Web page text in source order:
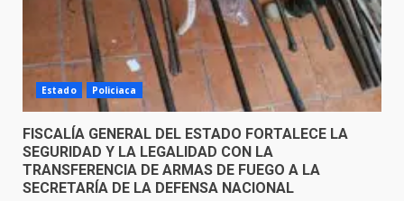
Estado Policiaca
FISCALÍA GENERAL DEL ESTADO FORTALECE LA
SEGURIDAD Y LA LEGALIDAD CON LA
TRANSFERENCIA DE ARMAS DE FUEGO A LA
SECRETARÍA DE LA DEFENSA NACIONAL